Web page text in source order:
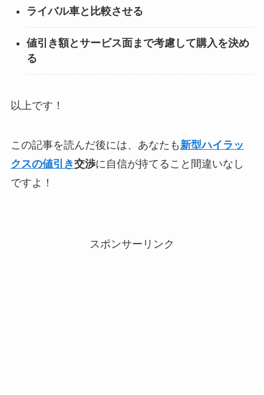
ライバル車と比較させる
値引き額とサービス面まで考慮して購入を決め
る
以上です！
この記事を読んだ後には、あなたも新型ハイラッ
クスの値引き交渉に自信が持てること間違いなし
ですよ！
スポンサーリンク